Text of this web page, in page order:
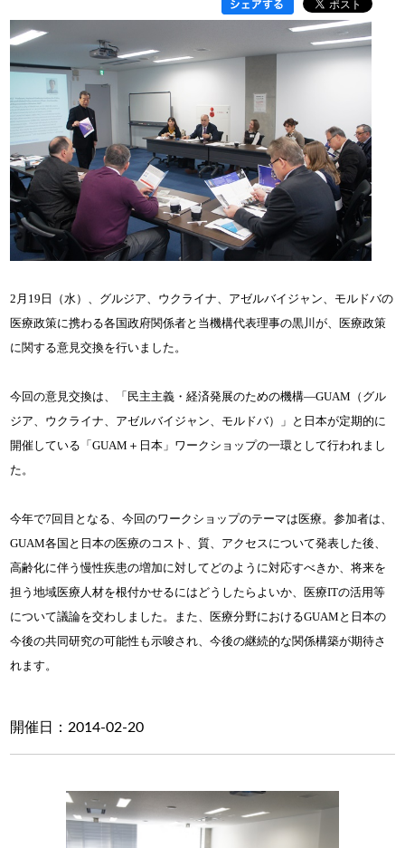
2月19日（水）、グルジア、ウクライナ、アゼルバイジャン、モルドバの
医療政策に携わる各国政府関係者と当機構代表理事の黒川が、医療政策
に関する意見交換を行いました。
今回の意見交換は、「民主主義・経済発展のための機構―GUAM（グル
ジア、ウクライナ、アゼルバイジャン、モルドバ）」と日本が定期的に
開催している「GUAM＋日本」ワークショップの一環として行われまし
た。
今年で7回目となる、今回のワークショップのテーマは医療。参加者は、
GUAM各国と日本の医療のコスト、質、アクセスについて発表した後、
高齢化に伴う慢性疾患の増加に対してどのように対応すべきか、将来を
担う地域医療人材を根付かせるにはどうしたらよいか、医療ITの活用等
について議論を交わしました。また、医療分野におけるGUAMと日本の
今後の共同研究の可能性も示唆され、今後の継続的な関係構築が期待さ
れます。
開催日：2014-02-20